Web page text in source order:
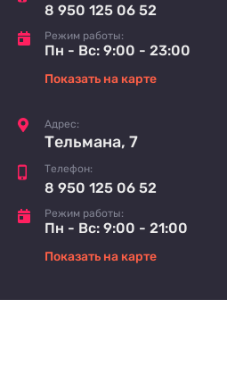
8 950 125 06 52
Режим работы:
Пн - Вс: 9:00 - 23:00
Показать на карте
Адрес:
Тельмана, 7
Телефон:
8 950 125 06 52
Режим работы:
Пн - Вс: 9:00 - 21:00
Показать на карте